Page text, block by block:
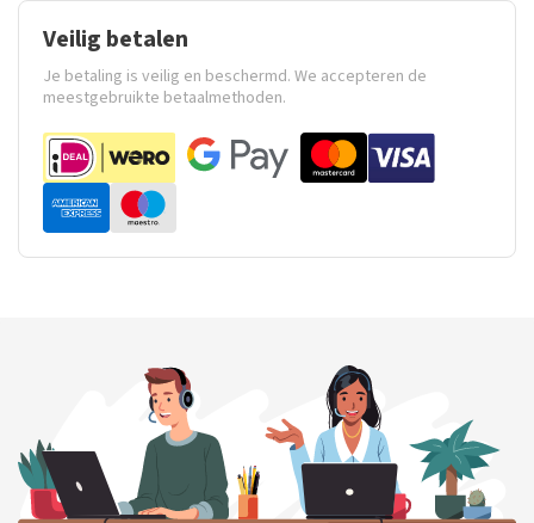
Veilig betalen
Je betaling is veilig en beschermd. We accepteren de
meestgebruikte betaalmethoden.